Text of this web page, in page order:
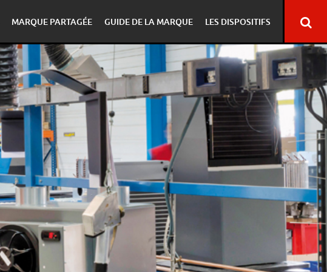
MARQUE PARTAGÉE GUIDE DE LA MARQUE LES DISPOSITIFS